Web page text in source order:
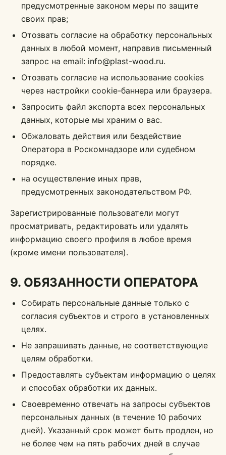
предусмотренные законом меры по защите
своих прав;
Отозвать согласие на обработку персональных
данных в любой момент, направив письменный
запрос на email: info@plast-wood.ru.
Отозвать согласие на использование cookies
через настройки cookie-баннера или браузера.
Запросить файл экспорта всех персональных
данных, которые мы храним о вас.
Обжаловать действия или бездействие
Оператора в Роскомнадзоре или судебном
порядке.
на осуществление иных прав,
предусмотренных законодательством РФ.
Зарегистрированные пользователи могут
просматривать, редактировать или удалять
информацию своего профиля в любое время
(кроме имени пользователя).
9. ОБЯЗАННОСТИ ОПЕРАТОРА
Собирать персональные данные только с
согласия субъектов и строго в установленных
целях.
Не запрашивать данные, не соответствующие
целям обработки.
Предоставлять субъектам информацию о целях
и способах обработки их данных.
Своевременно отвечать на запросы субъектов
персональных данных (в течение 10 рабочих
дней). Указанный срок может быть продлен, но
не более чем на пять рабочих дней в случае